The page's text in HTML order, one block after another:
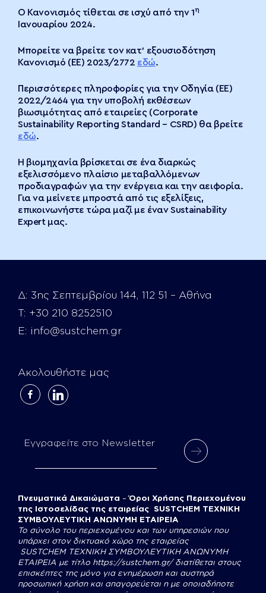
Ο Κανονισμός τίθεται σε ισχύ από την 1η
Ιανουαρίου 2024.
Μπορείτε να βρείτε τον κατ’ εξουσιοδότηση
Κανονισμό (ΕΕ) 2023/2772 εδώ.
Περισσότερες πληροφορίες για την Οδηγία (ΕΕ)
2022/2464 για την υποβολή εκθέσεων
βιωσιμότητας από εταιρείες (Corporate
Sustainability Reporting Standard – CSRD) θα βρείτε
εδώ.
Η βιομηχανία βρίσκεται σε ένα διαρκώς
εξελισσόμενο πλαίσιο μεταβαλλόμενων
προδιαγραφών για την ενέργεια και την αειφορία.
Για να μείνετε μπροστά από τις εξελίξεις,
επικοινωνήστε τώρα μαζί με έναν Sustainability
Expert μας.
Δ: 3ης Σεπτεμβρίου 144, 112 51 – Αθήνα
Τ: +30 210 8252510
E: info@sustchem.gr
Ακολουθήστε μας
facebook-
linkedin
Εγγραφείτε στο Newsletter
Πνευματικά Δικαιώματα –Όροι Χρήσης Περιεχομένου
της Ιστοσελίδας της εταιρείας SUSTCHEM ΤΕΧΝΙΚΗ
ΣΥΜΒΟΥΛΕΥΤΙΚΗ ΑΝΩΝΥΜΗ ΕΤΑΙΡΕΙΑ
Το σύνολο του περιεχομένου και των υπηρεσιών που
υπάρχει στον δικτυακό χώρο της εταιρείας
SUSTCHEM ΤΕΧΝΙΚΗ ΣΥΜΒΟΥΛΕΥΤΙΚΗ ΑΝΩΝΥΜΗ
ΕΤΑΙΡΕΙΑ με τίτλο https://sustchem.gr/διατίθεται στους
επισκέπτες της μόνο για ενημέρωση και αυστηρά
προσωπική χρήση και απαγορεύεται η με οποιαδήποτε